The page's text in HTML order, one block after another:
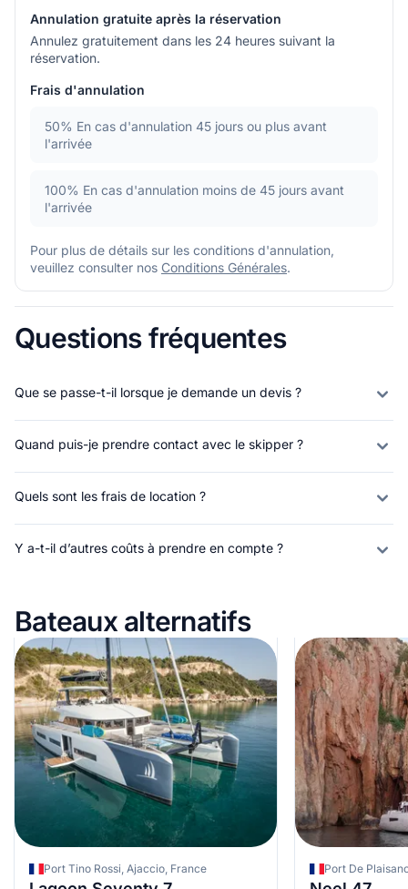
Annulation gratuite après la réservation
Annulez gratuitement dans les 24 heures suivant la
réservation.
Frais d'annulation
50% En cas d'annulation 45 jours ou plus avant
l'arrivée
100% En cas d'annulation moins de 45 jours avant
l'arrivée
Pour plus de détails sur les conditions d'annulation,
veuillez consulter nos Conditions Générales.
Questions fréquentes
Que se passe-t-il lorsque je demande un devis ?
Quand puis-je prendre contact avec le skipper ?
Quels sont les frais de location ?
Y a-t-il d’autres coûts à prendre en compte ?
Bateaux alternatifs
Port Tino Rossi, Ajaccio, France